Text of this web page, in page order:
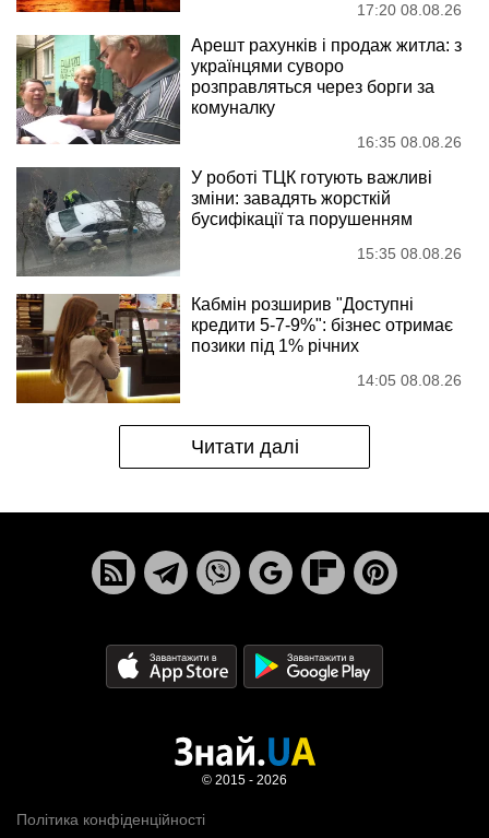
17:20 08.08.26
Арешт рахунків і продаж житла: з
українцями суворо
розправляться через борги за
комуналку
16:35 08.08.26
У роботі ТЦК готують важливі
зміни: завадять жорсткій
бусифікації та порушенням
15:35 08.08.26
Кабмін розширив "Доступні
кредити 5-7-9%": бізнес отримає
позики під 1% річних
14:05 08.08.26
Читати далі
Політика конфіденційності
© 2015 - 2026